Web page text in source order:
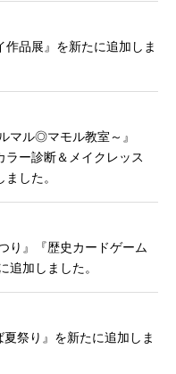
作品展』を新たに追加しま
マル◎マモル教室～』
ラー診断＆メイクレッス
した。
り』『歴史カードゲーム
追加しました。
夏祭り』を新たに追加しま